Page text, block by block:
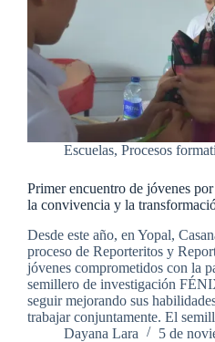
Escuelas, Procesos
Primer encuentro de jóvenes
la convivencia y la
Desde este año, en Yopal,
proceso de Reporteritos y
jóvenes comprometidos con la
semillero de investigación
seguir mejorando sus
trabajar conjuntamente. El
Dayana Lara
5 de